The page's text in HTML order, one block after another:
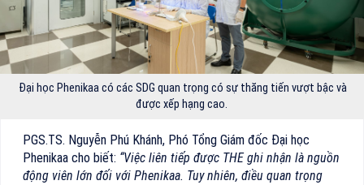
Đại học Phenikaa có các SDG quan trọng có sự thăng tiến vượt bậc và
được xếp hạng cao.
PGS.TS. Nguyễn Phú Khánh, Phó Tổng Giám đốc Đại học
Phenikaa cho biết: “Việc liên tiếp được THE ghi nhận là nguồn
động viên lớn đối với Phenikaa. Tuy nhiên, điều quan trọng